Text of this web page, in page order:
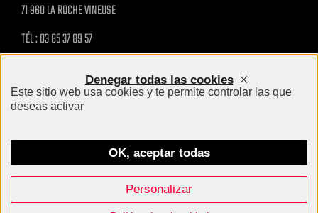
71 960 LA ROCHE VINEUSE
TÉL : 03 85 37 89 57
INFORMACIÓN PRÁCTICA
Megazone - Tous droits réservés 2024
Création site internet Agence BWA
Este sitio web usa cookies y te permite controlar las que
deseas activar
OK, aceptar todas
Denegar todas las cookies
Personalizar